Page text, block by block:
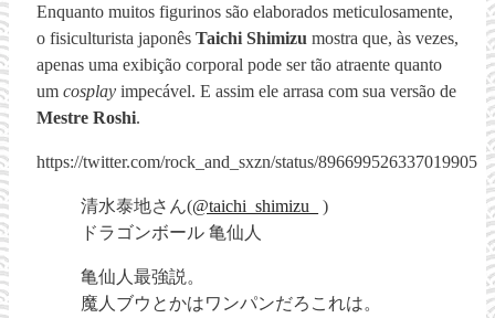
Enquanto muitos figurinos são elaborados meticulosamente,
o fisiculturista japonês Taichi Shimizu mostra que, às vezes,
apenas uma exibição corporal pode ser tão atraente quanto
um cosplay impecável. E assim ele arrasa com sua versão de
Mestre Roshi.
https://twitter.com/rock_and_sxzn/status/896699526337019905
清水泰地さん(@taichi_shimizu_
)
ドラゴンボール 亀仙人
亀仙人最強説。
魔人ブウとかはワンパンだろこれは。